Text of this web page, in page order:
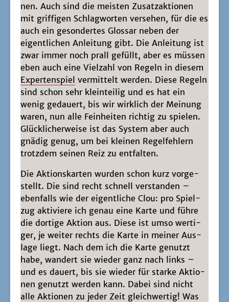
nen. Auch sind die meis­ten Zusatz­ak­tio­nen
mit grif­fi­gen Schlag­wor­ten ver­se­hen, für die es
auch ein geson­der­tes Glos­sar neben der
eigent­li­chen Anlei­tung gibt. Die Anlei­tung ist
zwar immer noch prall gefüllt, aber es müs­sen
eben auch eine Viel­zahl von Regeln in die­sem
Exper­ten­spiel ver­mit­telt wer­den. Die­se Regeln
sind schon sehr klein­tei­lig und es hat ein
wenig gedau­ert, bis wir wirk­lich der Mei­nung
waren, nun alle Fein­hei­ten rich­tig zu spie­len.
Glück­li­cher­wei­se ist das Sys­tem aber auch
gnä­dig genug, um bei klei­nen Regel­feh­lern
trotz­dem sei­nen Reiz zu entfalten.
Die Akti­ons­kar­ten wur­den schon kurz vor­ge­
stellt. Die sind recht schnell ver­stan­den –
eben­falls wie der eigent­li­che Clou: pro Spiel­
zug akti­vie­re ich genau eine Kar­te und füh­re
die dor­ti­ge Akti­on aus. Die­se ist umso wer­ti­
ger, je wei­ter rechts die Kar­te in mei­ner Aus­
la­ge liegt. Nach dem ich die Kar­te genutzt
habe, wan­dert sie wie­der ganz nach links –
und es dau­ert, bis sie wie­der für star­ke Aktio­
nen genutzt wer­den kann. Dabei sind nicht
alle Aktio­nen zu jeder Zeit gleich­wer­tig! Was